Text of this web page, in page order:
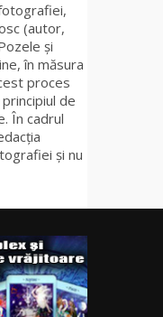
(autor,
și
în măsura
proces
de
În cadrul
și nu